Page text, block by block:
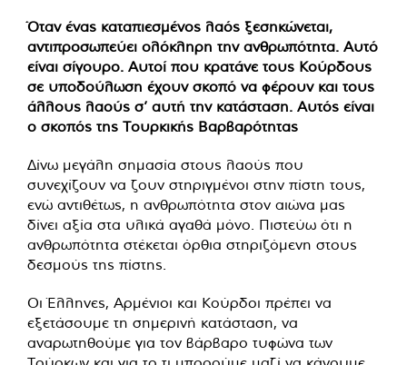
Όταν ένας καταπιεσμένος λαός ξεσηκώνεται,
αντιπροσωπεύει ολόκληρη την ανθρωπότητα. Αυτό
είναι σίγουρο. Αυτοί που κρατάνε τους Κούρδους
σε υποδούλωση έχουν σκοπό να φέρουν και τους
άλλους λαούς σ’ αυτή την κατάσταση. Αυτός είναι
ο σκοπός της Τουρκικής Βαρβαρότητας
Δίνω μεγάλη σημασία στους λαούς που
συνεχίζουν να ζουν στηριγμένοι στην πίστη τους,
ενώ αντιθέτως, η ανθρωπότητα στον αιώνα μας
δίνει αξία στα υλικά αγαθά μόνο. Πιστεύω ότι η
ανθρωπότητα στέκεται όρθια στηριζόμενη στους
δεσμούς της πίστης.
Οι Έλληνες, Αρμένιοι και Κούρδοι πρέπει να
εξετάσουμε τη σημερινή κατάσταση, να
αναρωτηθούμε για τον βάρβαρο τυφώνα των